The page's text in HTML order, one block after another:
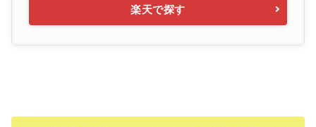
楽天で探す